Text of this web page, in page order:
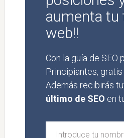
aumenta tu
web!!
Con la guía de SEO
Principiantes,
Además recibirás
último de SEO en